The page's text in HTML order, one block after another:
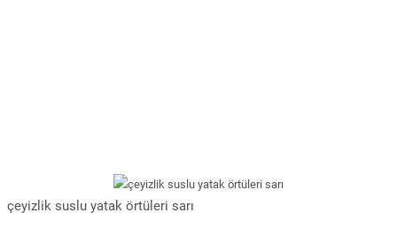
çeyizlik suslu yatak örtüleri sarı